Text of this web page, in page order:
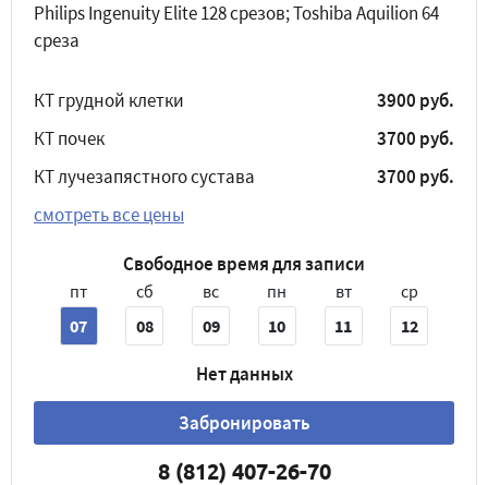
Philips Ingenuity Elite 128 срезов; Toshiba Aquilion 64
среза
КТ грудной клетки
3900 руб.
КТ почек
3700 руб.
КТ лучезапястного сустава
3700 руб.
смотреть все цены
Свободное время для записи
пт
07
сб
08
вс
09
пн
10
вт
11
ср
12
Нет данных
Забронировать
8 (812) 407-26-70